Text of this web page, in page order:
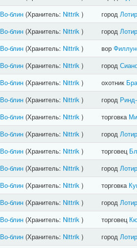
Во-блин(Хранитель: Nittrik ) город
Во-блин(Хранитель: Nittrik ) город
Во-блин(Хранитель: Nittrik ) вор
Во-блин(Хранитель: Nittrik ) город
Во-блин(Хранитель: Nittrik ) охотник
Во-блин(Хранитель: Nittrik ) город
Во-блин(Хранитель: Nittrik ) торговка
Во-блин(Хранитель: Nittrik ) город
Во-блин(Хранитель: Nittrik ) торговец
Во-блин(Хранитель: Nittrik ) город
Во-блин(Хранитель: Nittrik ) торговка
Во-блин(Хранитель: Nittrik ) город
Во-блин(Хранитель: Nittrik ) торговец
Во-блин(Хранитель: Nittrik ) город